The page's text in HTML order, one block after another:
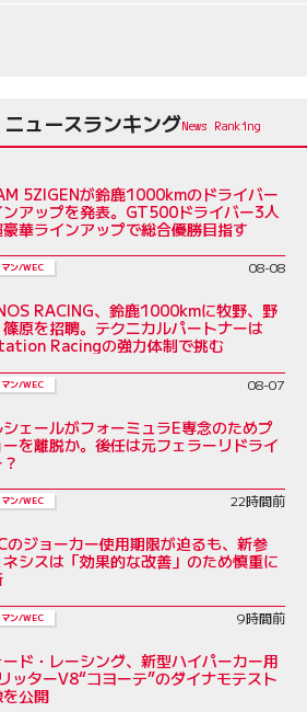
ュースランキング
5ZIGENが鈴鹿1000kmのドライバー
ンアップを発表。GT500ドライバー3人
華ラインアップで総合優勝目指す
マン/WEC 08-08
RACING、鈴鹿1000kmに牧野、野
篠原を招聘。テクニカルパートナーは
Racingの強力体制で挑む
マン/WEC 08-07
シェールがフォーミュラE専念のためプ
ーを離脱か。後任は元フェラーリドライ
マン/WEC 22時間前
のジョーカー使用期限が迫るも、新参
ネシスは「効果的な改善」のため慎重に
マン/WEC 9時間前
ード・レーシング、新型ハイパーカー用
ッターV8“コヨーテ”のダイナモテスト
公開